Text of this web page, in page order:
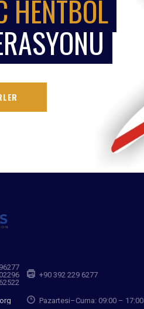
HENTBOL
+90 392 229 6277
Pazartesi–Cuma: 09:00 – 17:00